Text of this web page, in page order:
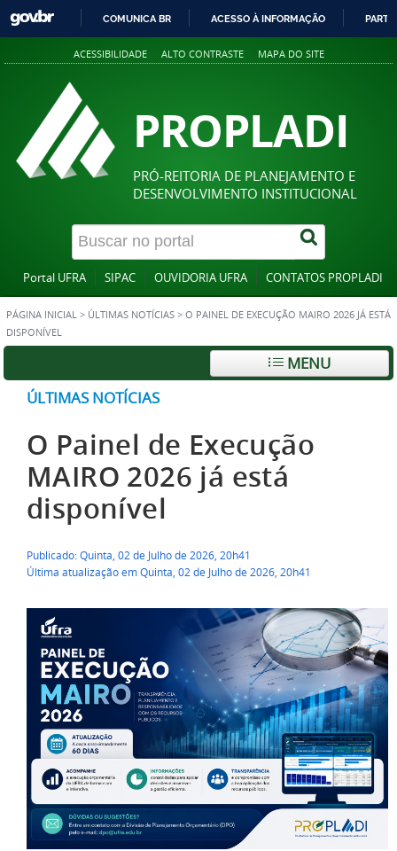
PARA
COMUNICA BR ACESSO À INFORMAÇÃO
ACESSIBILIDADE ALTO CONTRASTE MAPA DO SITE
PROPLADI
PRÓ-REITORIA DE PLANEJAMENTO E
DESENVOLVIMENTO INSTITUCIONAL
Portal UFRA SIPAC OUVIDORIA UFRA CONTATOS PROPLADI
PÁGINA INICIAL > ÚLTIMAS NOTÍCIAS > O PAINEL DE EXECUÇÃO MAIRO 2026 JÁ ESTÁ
DISPONÍVEL
MENU
ÚLTIMAS NOTÍCIAS
O Painel de Execução
MAIRO 2026 já está
disponível
Publicado: Quinta, 02 de Julho de 2026, 20h41
Última atualização em Quinta, 02 de Julho de 2026, 20h41